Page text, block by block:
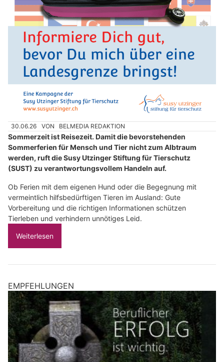
30.06.26 VON BELMEDIA REDAKTION
Sommerzeit ist Reisezeit. Damit die bevorstehenden
Sommerferien für Mensch und Tier nicht zum Albtraum
werden, ruft die Susy Utzinger Stiftung für Tierschutz
(SUST) zu verantwortungsvollem Handeln auf.
Ob Ferien mit dem eigenen Hund oder die Begegnung mit
vermeintlich hilfsbedürftigen Tieren im Ausland: Gute
Vorbereitung und die richtigen Informationen schützen
Tierleben und verhindern unnötiges Leid.
Weiterlesen
EMPFEHLUNGEN